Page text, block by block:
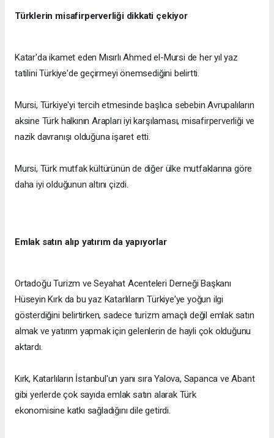
Türklerin misafirperverliği dikkati çekiyor
Katar'da ikamet eden Mısırlı Ahmed el-Mursi de her yıl yaz
tatilini Türkiye'de geçirmeyi önemsediğini belirtti.
Mursi, Türkiye'yi tercih etmesinde başlıca sebebin Avrupalıların
aksine Türk halkının Arapları iyi karşılaması, misafirperverliği ve
nazik davranışı olduğuna işaret etti.
Mursi, Türk mutfak kültürünün de diğer ülke mutfaklarına göre
daha iyi olduğunun altını çizdi.
Emlak satın alıp yatırım da yapıyorlar
Ortadoğu Turizm ve Seyahat Acenteleri Derneği Başkanı
Hüseyin Kırk da bu yaz Katarlıların Türkiye'ye yoğun ilgi
gösterdiğini belirtirken, sadece turizm amaçlı değil emlak satın
almak ve yatırım yapmak için gelenlerin de hayli çok olduğunu
aktardı.
Kırk, Katarlıların İstanbul'un yanı sıra Yalova, Sapanca ve Abant
gibi yerlerde çok sayıda emlak satın alarak Türk
ekonomisine katkı sağladığını dile getirdi.